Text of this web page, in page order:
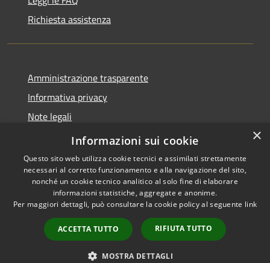
Richiesta assistenza
Amministrazione trasparente
Informativa privacy
Note legali
Dichiarazione di accessibilità
Accessibilità
Copyright © 2026 • Comune di
Novedrate • Powered by
Municipium•
Accesso
redazione
×
Informazioni sui cookie
Questo sito web utilizza cookie tecnici e assimilati strettamente
necessari al corretto funzionamento e alla navigazione del sito,
nonché un cookie tecnico analitico al solo fine di elaborare
informazioni statistiche, aggregate e anonime.
Per maggiori dettagli, può consultare la cookie policy al seguente link
ACCETTA TUTTO RIFIUTA TUTTO
MOSTRA DETTAGLI